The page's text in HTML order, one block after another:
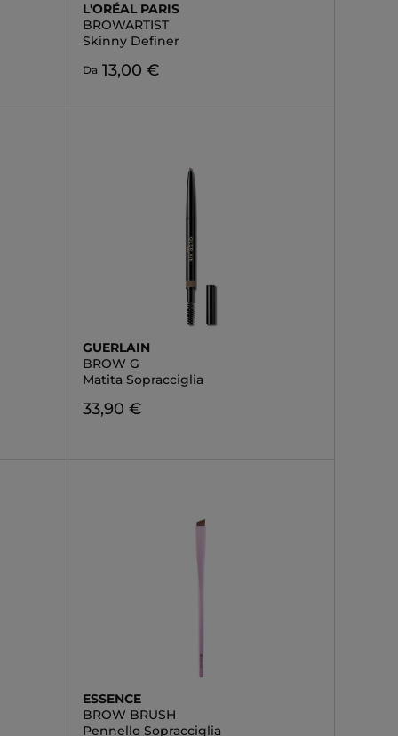
L'ORÉAL PARIS
BROWARTIST
Skinny Definer
Da 13,00 €
GUERLAIN
BROW G
Matita Sopracciglia
33,90 €
ESSENCE
BROW BRUSH
Pennello Sopracciglia